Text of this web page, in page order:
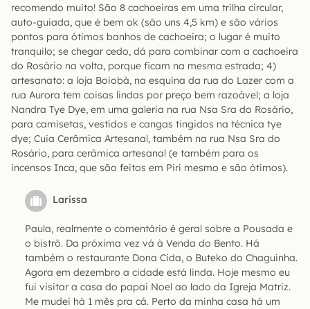
recomendo muito! São 8 cachoeiras em uma trilha circular,
auto-guiada, que é bem ok (são uns 4,5 km) e são vários
pontos para ótimos banhos de cachoeira; o lugar é muito
tranquilo; se chegar cedo, dá para combinar com a cachoeira
do Rosário na volta, porque ficam na mesma estrada; 4)
artesanato: a loja Boiobà, na esquina da rua do Lazer com a
rua Aurora tem coisas lindas por preço bem razoável; a loja
Nandra Tye Dye, em uma galeria na rua Nsa Sra do Rosário,
para camisetas, vestidos e cangas tingidos na técnica tye
dye; Cuia Cerâmica Artesanal, também na rua Nsa Sra do
Rosário, para cerâmica artesanal (e também para os
incensos Inca, que são feitos em Piri mesmo e são ótimos).
Larissa
Paula, realmente o comentário é geral sobre a Pousada e
o bistrô. Da próxima vez vá à Venda do Bento. Há
também o restaurante Dona Cida, o Buteko do Chaguinha.
Agora em dezembro a cidade está linda. Hoje mesmo eu
fui visitar a casa do papai Noel ao lado da Igreja Matriz.
Me mudei há 1 mês pra cá. Perto da minha casa há um